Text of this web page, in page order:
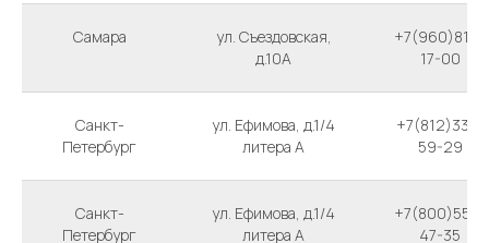
Самара
ул. Съездовская,
д.10А
+7(960)810-
17-00
Санкт-
Петербург
ул. Ефимова, д.1/4
литера А
+7(812)337-
59-29
Санкт-
Петербург
ул. Ефимова, д.1/4
литера А
+7(800)555-
47-35